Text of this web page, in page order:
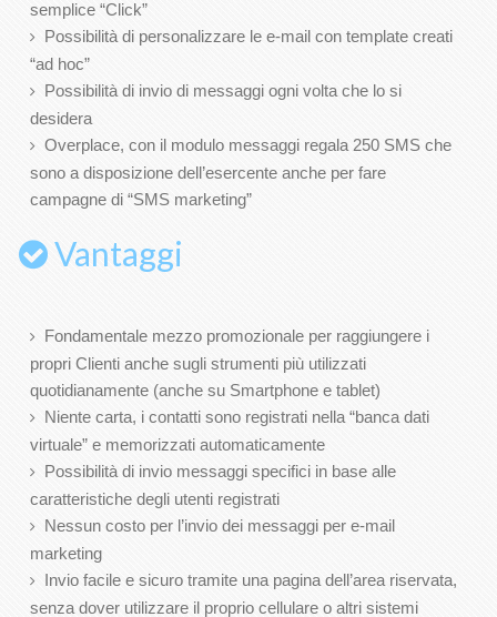
semplice “Click”
Possibilità di personalizzare le e-mail con template creati
“ad hoc”
Possibilità di invio di messaggi ogni volta che lo si
desidera
Overplace, con il modulo messaggi regala 250 SMS che
sono a disposizione dell’esercente anche per fare
campagne di “SMS marketing”
Vantaggi
Fondamentale mezzo promozionale per raggiungere i
propri Clienti anche sugli strumenti più utilizzati
quotidianamente (anche su Smartphone e tablet)
Niente carta, i contatti sono registrati nella “banca dati
virtuale” e memorizzati automaticamente
Possibilità di invio messaggi specifici in base alle
caratteristiche degli utenti registrati
Nessun costo per l’invio dei messaggi per e-mail
marketing
Invio facile e sicuro tramite una pagina dell’area riservata,
senza dover utilizzare il proprio cellulare o altri sistemi